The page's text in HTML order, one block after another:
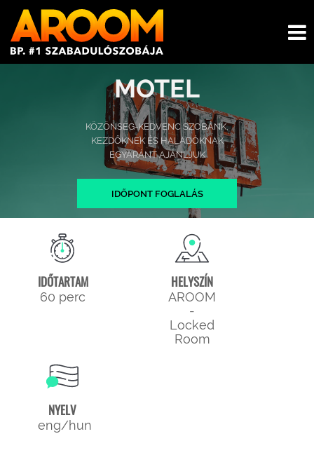
MOTEL
KÖZÖNSÉG-KEDVENC SZOBÁNK,
KEZDŐKNEK ÉS HALADÓKNAK
EGYARÁNT AJÁNLJUK
IDŐPONT FOGLALÁS
IDŐTARTAM
60 perc
HELYSZÍN
AROOM
-
Locked
Room
NYELV
eng/hun